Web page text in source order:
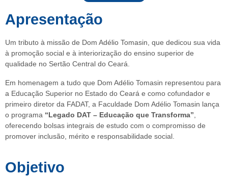
Apresentação
Um tributo à missão de Dom Adélio Tomasin, que dedicou sua vida
à promoção social e à interiorização do ensino superior de
qualidade no Sertão Central do Ceará.
Em homenagem a tudo que Dom Adélio Tomasin representou para
a Educação Superior no Estado do Ceará e como cofundador e
primeiro diretor da FADAT, a Faculdade Dom Adélio Tomasin lança
o programa “Legado DAT – Educação que Transforma”
oferecendo bolsas integrais de estudo com o compromisso de
promover inclusão, mérito e responsabilidade social.
Objetivo